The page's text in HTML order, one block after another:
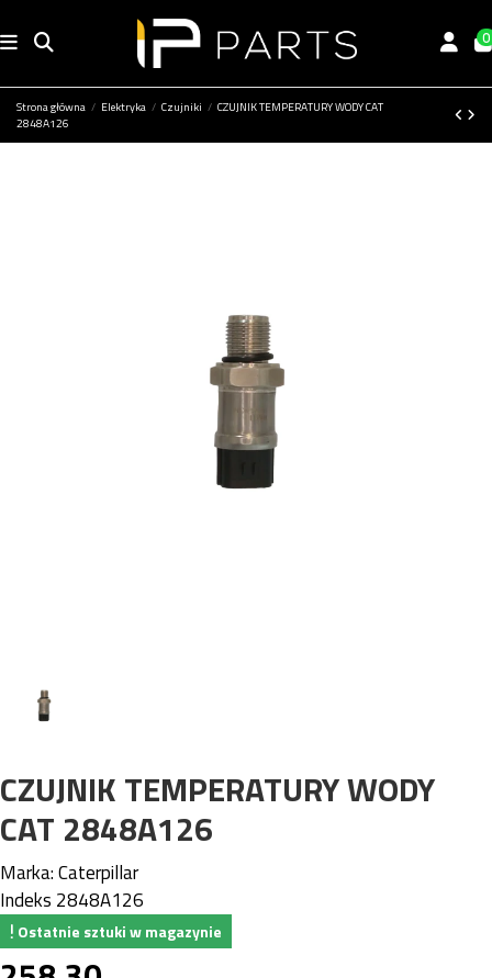
0
Strona główna Elektryka Czujniki
CZUJNIK TEMPERATURY WODY CAT
2848A126
CZUJNIK TEMPERATURY WODY
CAT 2848A126
Marka:Caterpillar
Indeks 2848A126
Ostatnie sztuki w magazynie